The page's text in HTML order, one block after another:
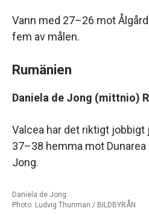
Vann med 27–26 mot
fem av målen.
Rumänien
Daniela de Jong (mittnio)
Valcea har det riktigt
37–38 hemma mot Dunarea
Jong.
Daniela de Jong.
Photo: Ludvig Thunman / BILDBYRÅN